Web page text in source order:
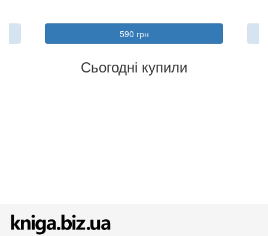
590 грн
Сьогодні купили